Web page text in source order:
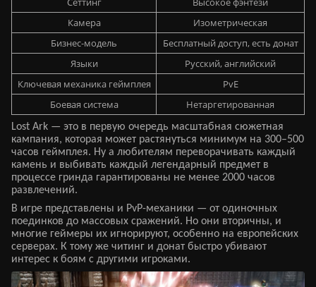
Камера
Изометрическая
Бизнес-модель
Бесплатный доступ, есть донат
Языки
Русский, английский
Ключевая механика геймплея
PvE
Боевая система
Нетаргетированная
Lost Ark — это в первую очередь масштабная сюжетная
кампания, которая может растянуться минимум на 300–500
часов геймплея. Ну а любителям переворачивать каждый
камень и выбивать каждый легендарный предмет в
процессе гринда гарантированы не менее 2000 часов
развлечений.
В игре представлены и PvP-механики — от одиночных
поединков до массовых сражений. Но они вторичны, и
многие геймеры их игнорируют, особенно на европейских
серверах. К тому же читинг и донат быстро убивают
интерес к боям с другими игроками.